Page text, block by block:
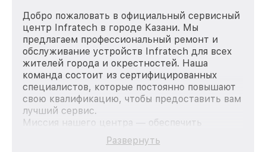
Добро пожаловать в официальный сервисный
центр Infratech в городе Казани. Мы
предлагаем профессиональный ремонт и
обслуживание устройств Infratech для всех
жителей города и окрестностей. Наша
команда состоит из сертифицированных
специалистов, которые постоянно повышают
свою квалификацию, чтобы предоставить вам
лучший сервис.
Миссия нашего центра — обеспечить
качественный и доступный ремонт для
каждого пользователя продукции Infratech,
Развернуть